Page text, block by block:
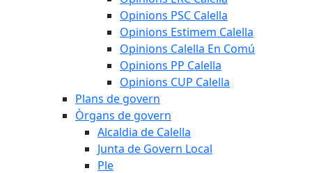
Opinions PSC Calella
Opinions Estimem Calella
Opinions Calella En Comú
Opinions PP Calella
Opinions CUP Calella
Plans de govern
Òrgans de govern
Alcaldia de Calella
Junta de Govern Local
Ple